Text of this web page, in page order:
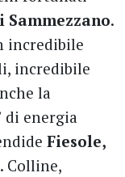
.
incredibile
incredibile
la
di energia
Fiesole,
. Colline,